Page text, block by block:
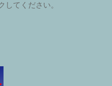
してください。